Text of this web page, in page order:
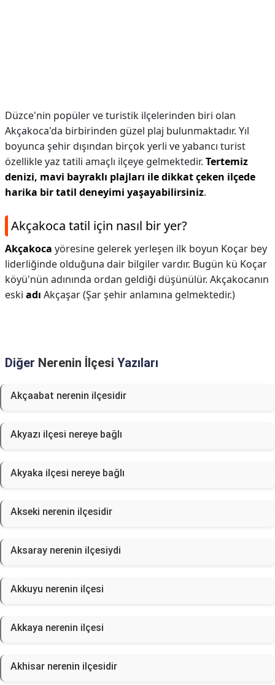
Düzce'nin popüler ve turistik ilçelerinden biri olan
Akçakoca'da birbirinden güzel plaj bulunmaktadır. Yıl
boyunca şehir dışından birçok yerli ve yabancı turist
özellikle yaz tatili amaçlı ilçeye gelmektedir. Tertemiz
denizi, mavi bayraklı plajları ile dikkat çeken ilçede
harika bir tatil deneyimi yaşayabilirsiniz.
Akçakoca tatil için nasıl bir yer?
Akçakoca yöresine gelerek yerleşen ilk boyun Koçar bey
liderliğinde olduğuna dair bilgiler vardır. Bugün kü Koçar
köyü'nün adınında ordan geldiği düşünülür. Akçakocanın
eski adı Akçaşar (Şar şehir anlamına gelmektedir.)
Diğer Nerenin İlçesi Yazıları
Akçaabat nerenin ilçesidir
Akyazı ilçesi nereye bağlı
Akyaka ilçesi nereye bağlı
Akseki nerenin ilçesidir
Aksaray nerenin ilçesiydi
Akkuyu nerenin ilçesi
Akkaya nerenin ilçesi
Akhisar nerenin ilçesidir